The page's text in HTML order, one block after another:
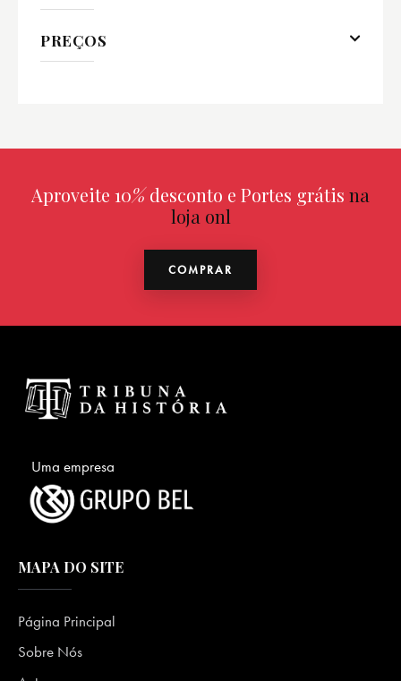
PREÇOS
Aproveite 10%desconto e Portes grátis na
loja online
COMPRAR
Uma empresa
MAPA DO SITE
Página Principal
Sobre Nós